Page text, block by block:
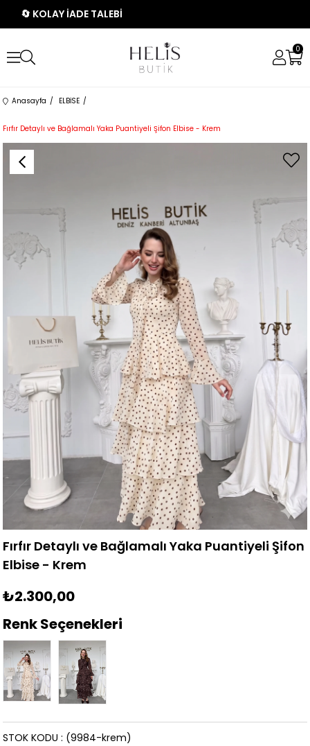
🔄 KOLAY İADE TALEBİ
0
Anasayfa ELBİSE
Fırfır Detaylı ve Bağlamalı Yaka Puantiyeli Şifon Elbise - Krem
Fırfır Detaylı ve Bağlamalı Yaka Puantiyeli Şifon
Elbise - Krem
₺2.300,00
Renk Seçenekleri
(9984-krem)
STOK KODU